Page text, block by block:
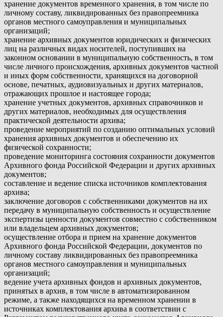
хранение документов временного хранения, в том числе по
личному составу, ликвидированных без правопреемника
органов местного самоуправления и муниципальных
организаций;
хранение архивных документов юридических и физических
лиц на различных видах носителей, поступивших на
законном основании в муниципальную собственность, в том
числе личного происхождения, архивных документов частной
и иных форм собственности, хранящихся на договорной
основе, печатных, аудиовизуальных и других материалов,
отражающих прошлое и настоящее города;
хранение учетных документов, архивных справочников и
других материалов, необходимых для осуществления
практической деятельности архива;
проведение мероприятий по созданию оптимальных условий
хранения архивных документов и обеспечению их
физической сохранности;
проведение мониторинга состояния сохранности документов
Архивного фонда Российской Федерации и других архивных
документов;
составление и ведение списка источников комплектования
архива;
заключение договоров с собственниками документов на их
передачу в муниципальную собственность и осуществление
экспертизы ценности документов совместно с собственником
или владельцем архивных документов;
осуществление отбора и прием на хранение документов
Архивного фонда Российской Федерации, документов по
личному составу ликвидированных без правопреемника
органов местного самоуправления и муниципальных
организаций;
ведение учета архивных фондов и архивных документов,
принятых в архив, в том числе в автоматизированном
режиме, а также находящихся на временном хранении в
источниках комплектования архива в соответствии с